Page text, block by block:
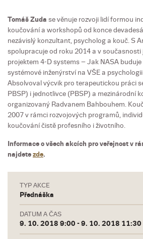
Tomáš Zuda se věnuje rozvoji lidí formou
koučování a workshopů od konce
nezávislý konzultant, psycholog a kouč. S
spolupracuje od roku 2014 a v současnosti
projektem 4-D systems – Jak NASA
systémové inženýrství na VŠE a
Absolvoval výcvik pro terapeutickou práci
PBSP) i jednotlivce (PBSP) a mezinárodní
organizovaný Radvanem Bahbouhem.
2007 v rámci rozvojových programů,
koučování čistě profesního i životního.
Informace o všech akcích pro veřejnost v
najdetezde.
TYP AKCE
Přednáška
DATUM A ČAS
9. 10. 2018 9:00 - 9. 10. 2018 11:30